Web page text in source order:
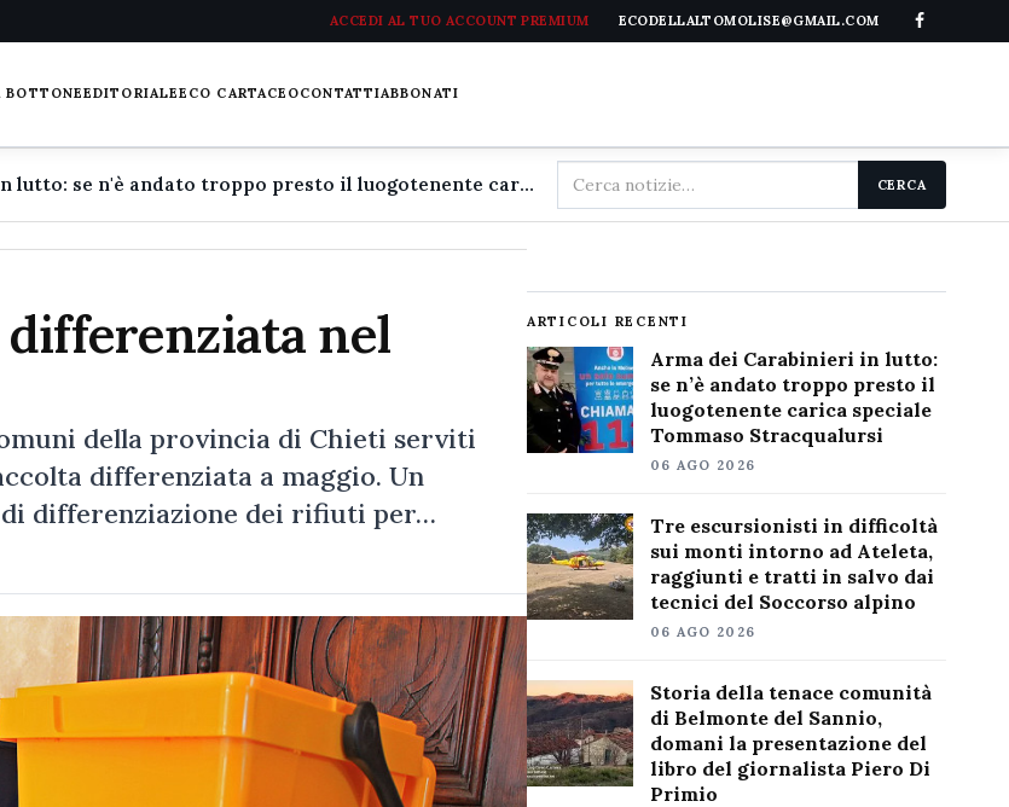
ACCEDI AL TUO ACCOUNT PREMIUM ECODELLALTOMOLISE@GMAIL.COM
BOTTONEEDITORIALEECO CARTACEOCONTATTIABBONATI
Arma dei Carabinieri in lutto: se n'è andato troppo presto il luogotenente carica speciale Tommaso Stracqualursi
Cerca
nel
CERCA
nel
della provincia di Chieti serviti
differenziata a maggio. Un
differenziazione dei rifiuti per…
ARTICOLI RECENTI
Arma dei Carabinieri in lutto:
se n’è andato troppo presto il
luogotenente carica speciale
Tommaso Stracqualursi
06 AGO 2026
Tre escursionisti in difficoltà
sui monti intorno ad Ateleta,
raggiunti e tratti in salvo dai
tecnici del Soccorso alpino
06 AGO 2026
Storia della tenace comunità
di Belmonte del Sannio,
domani la presentazione del
libro del giornalista Piero Di
Primio